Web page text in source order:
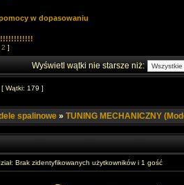
w dopasowaniu
2 ]
Wyświetl wątki nie starsze niż:
[ Wątki: 179 ]
spalinowe » TUNING MECHANICZNY
Brak zidentyfikowanych użytkowników i 1 gość